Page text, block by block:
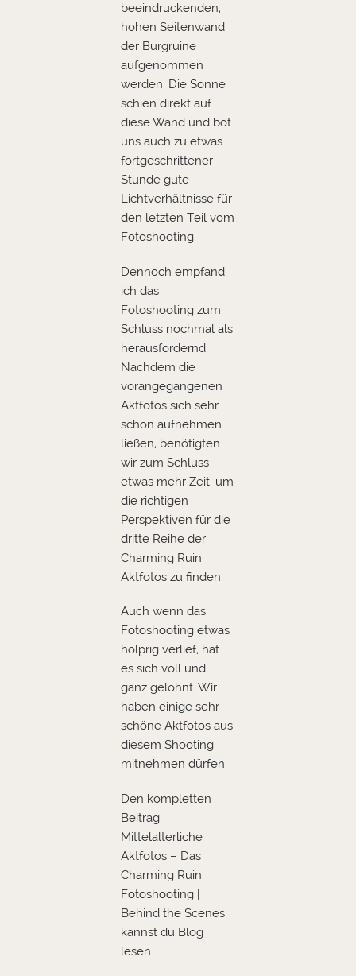
beeindruckenden,
hohen Seitenwand
der Burgruine
aufgenommen
werden. Die Sonne
schien direkt auf
diese Wand und bot
uns auch zu etwas
fortgeschrittener
Stunde gute
Lichtverhältnisse für
den letzten Teil vom
Fotoshooting.
Dennoch empfand
ich das
Fotoshooting zum
Schluss nochmal als
herausfordernd.
Nachdem die
vorangegangenen
Aktfotos sich sehr
schön aufnehmen
ließen, benötigten
wir zum Schluss
etwas mehr Zeit, um
die richtigen
Perspektiven für die
dritte Reihe der
Charming Ruin
Aktfotos zu finden.
Auch wenn das
Fotoshooting etwas
holprig verlief, hat
es sich voll und
ganz gelohnt. Wir
haben einige sehr
schöne Aktfotos aus
diesem Shooting
mitnehmen dürfen.
Den kompletten
Beitrag
Mittelalterliche
Aktfotos – Das
Charming Ruin
Fotoshooting |
Behind the Scenes
kannst du Blog
lesen.